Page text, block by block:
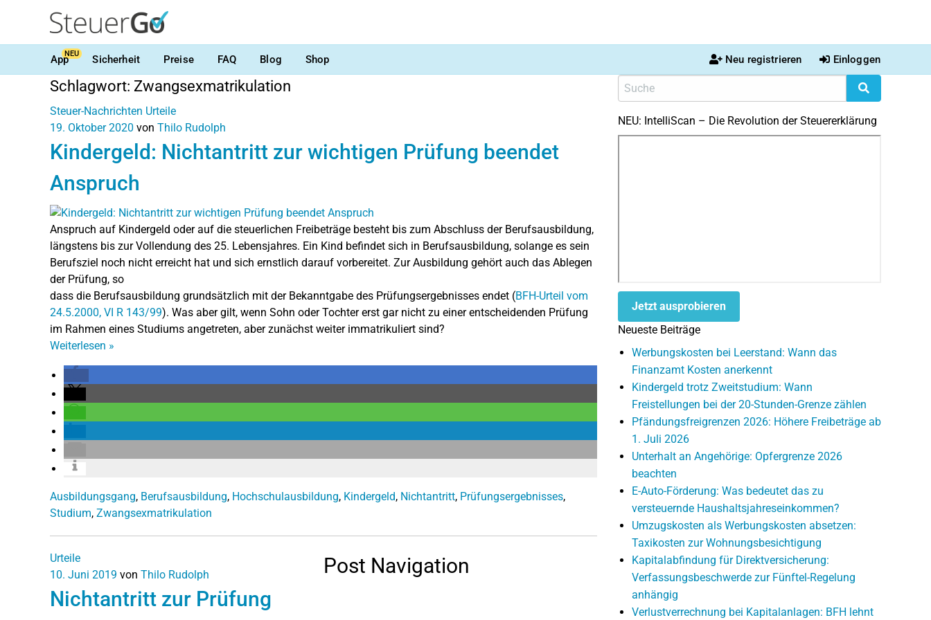
AppNEU Sicherheit Preise FAQ Blog Shop Neu registrieren Einloggen
Schlagwort: Zwangsexmatrikulation
Steuer-Nachrichten Urteile
19. Oktober 2020 von Thilo Rudolph
Kindergeld: Nichtantritt zur wichtigen Prüfung beendet
Anspruch
Anspruch auf Kindergeld oder auf die steuerlichen Freibeträge besteht bis zum Abschluss der Berufsausbildung,
längstens bis zur Vollendung des 25. Lebensjahres. Ein Kind befindet sich in Berufsausbildung, solange es sein
Berufsziel noch nicht erreicht hat und sich ernstlich darauf vorbereitet. Zur Ausbildung gehört auch das Ablegen
der Prüfung, so
dass die Berufsausbildung grundsätzlich mit der Bekanntgabe des Prüfungsergebnisses endet (BFH-Urteil vom
24.5.2000, VI R 143/99). Was aber gilt, wenn Sohn oder Tochter erst gar nicht zu einer entscheidenden Prüfung
im Rahmen eines Studiums angetreten, aber zunächst weiter immatrikuliert sind?
Weiterlesen »
Ausbildungsgang, Berufsausbildung, Hochschulausbildung, Kindergeld, Nichtantritt, Prüfungsergebnisses,
Studium, Zwangsexmatrikulation
Urteile
10. Juni 2019 von Thilo Rudolph
Nichtantritt zur Prüfung
Post Navigation
NEU: IntelliScan – Die Revolution der Steuererklärung
Jetzt ausprobieren
Neueste Beiträge
Werbungskosten bei Leerstand: Wann das
Finanzamt Kosten anerkennt
Kindergeld trotz Zweitstudium: Wann
Freistellungen bei der 20-Stunden-Grenze zählen
Pfändungsfreigrenzen 2026: Höhere Freibeträge ab
1. Juli 2026
Unterhalt an Angehörige: Opfergrenze 2026
beachten
E-Auto-Förderung: Was bedeutet das zu
versteuernde Haushaltsjahreseinkommen?
Umzugskosten als Werbungskosten absetzen:
Taxikosten zur Wohnungsbesichtigung
Kapitalabfindung für Direktversicherung:
Verfassungsbeschwerde zur Fünftel-Regelung
anhängig
Verlustverrechnung bei Kapitalanlagen: BFH lehnt